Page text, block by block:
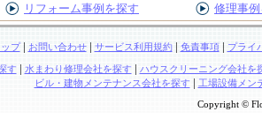
リフォーム事例を探す 修理事
プ| お問い合わせ| サービス利用規約| 免責事項| プライ
す | 水まわり修理会社を探す | ハウスクリーニング会社を
ビル・建物メンテナンス会社を探す| 工場設備メン
Copyright ©